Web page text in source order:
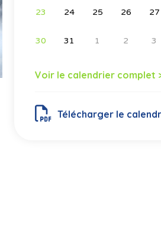
23 24 25 26 27
30 31 1 2 3
Voir le calendrier complet
Télécharger le